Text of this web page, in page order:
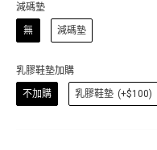
減碼墊
無 減碼墊
乳膠鞋墊加購
不加購 乳膠鞋墊 (+$100)